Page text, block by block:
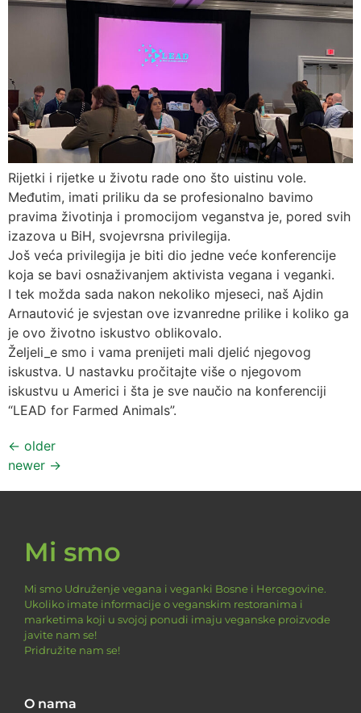
Rijetki i rijetke u životu rade ono što uistinu vole.
Međutim, imati priliku da se profesionalno bavimo
pravima životinja i promocijom veganstva je, pored svih
izazova u BiH, svojevrsna privilegija.
Još veća privilegija je biti dio jedne veće konferencije
koja se bavi osnaživanjem aktivista vegana i veganki.
I tek možda sada nakon nekoliko mjeseci, naš Ajdin
Arnautović je svjestan ove izvanredne prilike i koliko ga
je ovo životno iskustvo oblikovalo.
Željeli_e smo i vama prenijeti mali djelić njegovog
iskustva. U nastavku pročitajte više o njegovom
iskustvu u Americi i šta je sve naučio na konferenciji
“LEAD for Farmed Animals”.
← older
newer →
Mi smo
Mi smo Udruženje vegana i veganki Bosne i Hercegovine.
Ukoliko imate informacije o veganskim restoranima i
marketima koji u svojoj ponudi imaju veganske proizvode
javite nam se!
Pridružite nam se!
O nama